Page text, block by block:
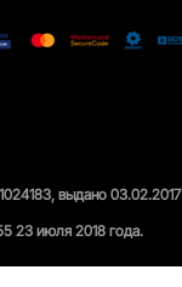
выдано 03.02.2017
23 июля 2018 года.